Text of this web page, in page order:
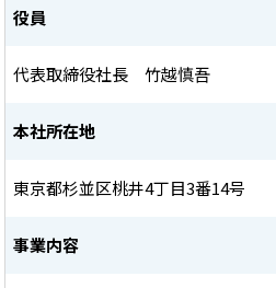
役員
代表取締役社長 竹越慎吾
本社所在地
東京都杉並区桃井4丁目3番14号
事業内容